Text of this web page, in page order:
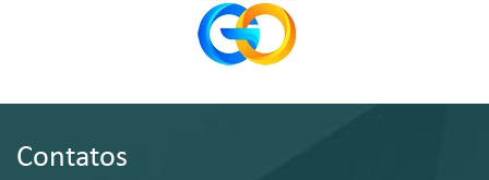
Contatos